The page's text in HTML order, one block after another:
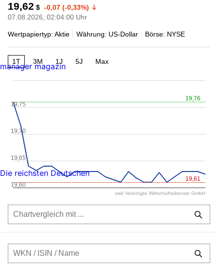
19,62 $ -0,07 (-0,33%)
07.08.2026, 02:04:00 Uhr
Wertpapiertyp: Aktie Währung: US-Dollar Börse: NYSE
1T 3M 1J 5J Max
19,76
19,61
19,60
19,65
19,70
19,75
vwd Vereinigte Wirtschaftsdienste GmbH
manager magazin
Die reichsten Deutschen